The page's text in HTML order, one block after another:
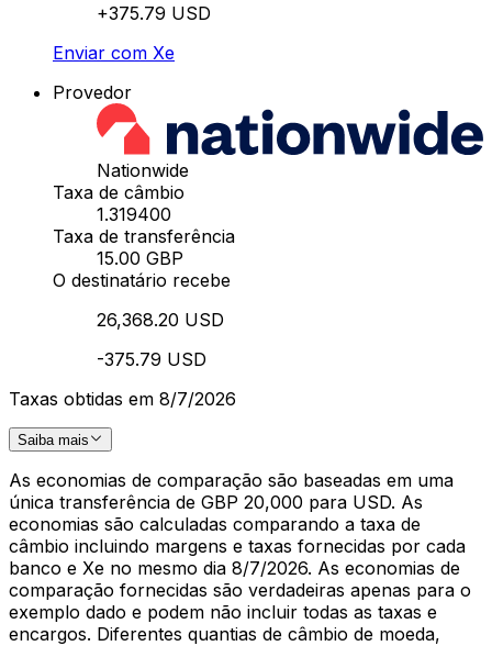
+375.79 USD
Enviar com Xe
Provedor
Nationwide
Taxa de câmbio
1.319400
Taxa de transferência
15.00 GBP
O destinatário recebe
26,368.20 USD
-375.79 USD
Taxas obtidas em 8/7/2026
Saiba mais
As economias de comparação são baseadas em uma
única transferência de GBP 20,000 para USD. As
economias são calculadas comparando a taxa de
câmbio incluindo margens e taxas fornecidas por cada
banco e Xe no mesmo dia 8/7/2026. As economias de
comparação fornecidas são verdadeiras apenas para o
exemplo dado e podem não incluir todas as taxas e
encargos. Diferentes quantias de câmbio de moeda,